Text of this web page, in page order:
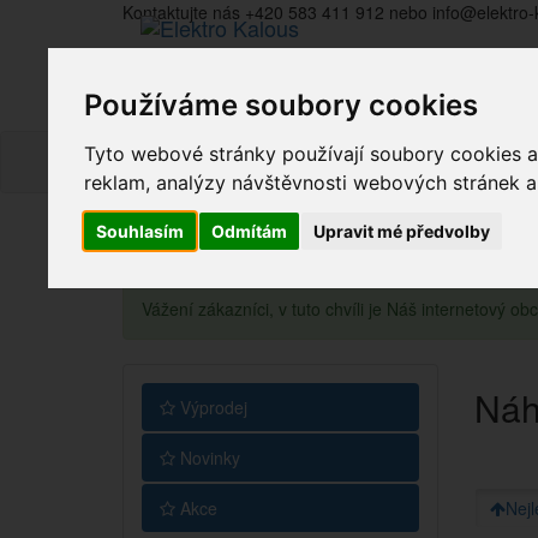
Používáme soubory cookies
Tyto webové stránky používají soubory cookies
reklam, analýzy návštěvnosti webových stránek
Souhlasím Odmítám Upravit mé předvolby
Kontaktujte nás +420 583 411 912 nebo
Vážení zákazníci, v tuto chvíli je Náš internetový
Výprodej
Novinky
Akce